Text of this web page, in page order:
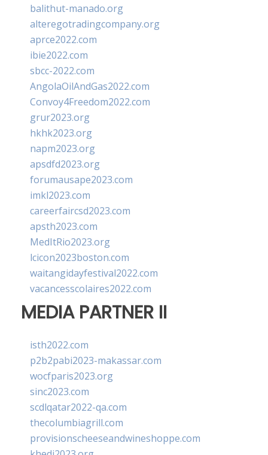
balithut-manado.org
alteregotradingcompany.org
aprce2022.com
ibie2022.com
sbcc-2022.com
AngolaOilAndGas2022.com
Convoy4Freedom2022.com
grur2023.org
hkhk2023.org
napm2023.org
apsdfd2023.org
forumausape2023.com
imkl2023.com
careerfaircsd2023.com
apsth2023.com
MedItRio2023.org
lcicon2023boston.com
waitangidayfestival2022.com
vacancesscolaires2022.com
MEDIA PARTNER II
isth2022.com
p2b2pabi2023-makassar.com
wocfparis2023.org
sinc2023.com
scdlqatar2022-qa.com
thecolumbiagrill.com
provisionscheeseandwineshoppe.com